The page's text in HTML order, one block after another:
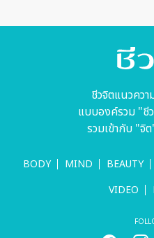
ชีวจิตแนวคว
แบบองค์รวม "ชี
รวมเข้ากับ "จิ
BODY MIND BEAUTY
VIDEO